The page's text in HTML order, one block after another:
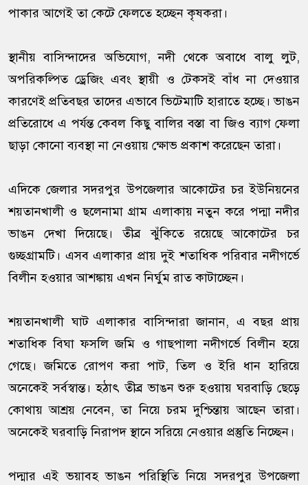
পাকার আগেই তা কেটে ফেলতে হচ্ছেন কৃষকরা।
স্থানীয় বাসিন্দাদের অভিযোগ, নদী থেকে অবাধে বালু লুট,
অপরিকল্পিত ড্রেজিং এবং স্থায়ী ও টেকসই বাঁধ না দেওয়ার
কারণেই প্রতিবছর তাদের এভাবে ভিটেমাটি হারাতে হচ্ছে। ভাঙন
প্রতিরোধে এ পর্যন্ত কেবল কিছু বালির বস্তা বা জিও ব্যাগ ফেলা
ছাড়া কোনো ব্যবস্থা না নেওয়ায় ক্ষোভ প্রকাশ করেছেন তারা।
এদিকে জেলার সদরপুর উপজেলার আকোটের চর ইউনিয়নের
শয়তানখালী ও ছলেনামা গ্রাম এলাকায় নতুন করে পদ্মা নদীর
ভাঙন দেখা দিয়েছে। তীব্র ঝুঁকিতে রয়েছে আকোটের চর
গুচ্ছগ্রামটি। এসব এলাকার প্রায় দুই শতাধিক পরিবার নদীগর্ভে
বিলীন হওয়ার আশঙ্কায় এখন নির্ঘুম রাত কাটাচ্ছেন।
শয়তানখালী ঘাট এলাকার বাসিন্দারা জানান, এ বছর প্রায়
শতাধিক বিঘা ফসলি জমি ও গাছপালা নদীগর্ভে বিলীন হয়ে
গেছে। জমিতে রোপণ করা পাট, তিল ও ইরি ধান হারিয়ে
অনেকেই সর্বস্বান্ত। হঠাৎ তীব্র ভাঙন শুরু হওয়ায় ঘরবাড়ি ছেড়ে
কোথায় আশ্রয় নেবেন, তা নিয়ে চরম দুশ্চিন্তায় আছেন তারা।
অনেকেই ঘরবাড়ি নিরাপদ স্থানে সরিয়ে নেওয়ার প্রস্তুতি নিচ্ছেন।
পদ্মার এই ভয়াবহ ভাঙন পরিস্থিতি নিয়ে সদরপুর উপজেলা